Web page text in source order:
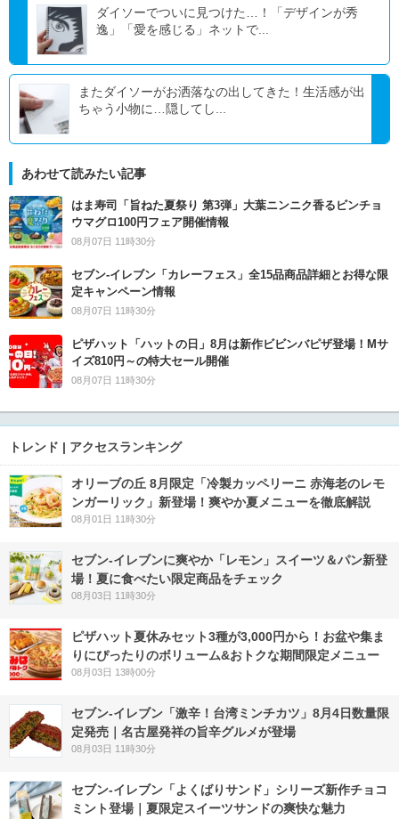
ダイソーでついに見つけた…！「デザインが秀
逸」「愛を感じる」ネットで...
またダイソーがお洒落なの出してきた！生活感が出
ちゃう小物に…隠してし...
あわせて読みたい記事
はま寿司「旨ねた夏祭り 第3弾」大葉ニンニク香るビンチョ
ウマグロ100円フェア開催情報
08月07日 11時30分
セブン‐イレブン「カレーフェス」全15品商品詳細とお得な限
定キャンペーン情報
08月07日 11時30分
ピザハット「ハットの日」8月は新作ビビンバピザ登場！Mサ
イズ810円～の特大セール開催
08月07日 11時30分
トレンド | アクセスランキング
オリーブの丘 8月限定「冷製カッペリーニ 赤海老のレモ
ンガーリック」新登場！爽やか夏メニューを徹底解説
08月01日 11時30分
セブン‐イレブンに爽やか「レモン」スイーツ＆パン新登
場！夏に食べたい限定商品をチェック
08月03日 11時30分
ピザハット夏休みセット3種が3,000円から！お盆や集ま
りにぴったりのボリューム&おトクな期間限定メニュー
08月03日 13時00分
セブン-イレブン「激辛！台湾ミンチカツ」8月4日数量限
定発売｜名古屋発祥の旨辛グルメが登場
08月03日 11時30分
セブン‐イレブン「よくばりサンド」シリーズ新作チョコ
ミント登場｜夏限定スイーツサンドの爽快な魅力